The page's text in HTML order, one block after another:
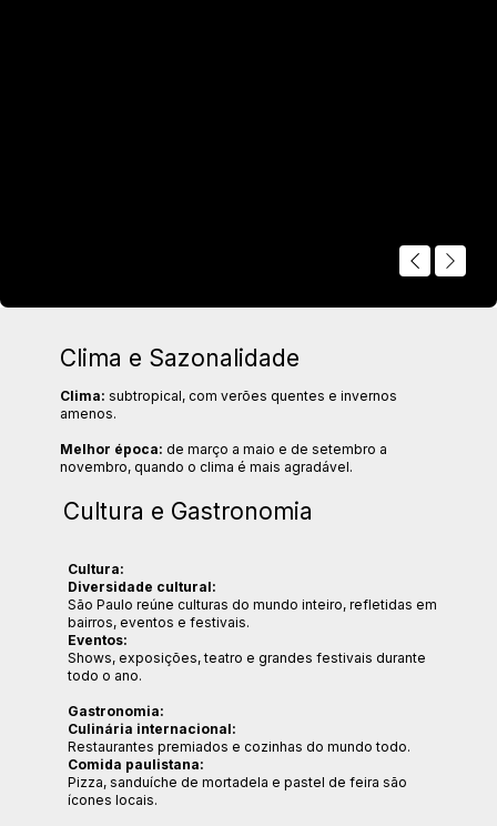
Clima e Sazonalidade
Clima: subtropical, com verões quentes e invernos
amenos.
Melhor época: de março a maio e de setembro a
novembro, quando o clima é mais agradável.
Cultura e Gastronomia
Cultura:
Diversidade cultural:
São Paulo reúne culturas do mundo inteiro, refletidas em
bairros, eventos e festivais.
Eventos:
Shows, exposições, teatro e grandes festivais durante
todo o ano.
Gastronomia:
Culinária internacional:
Restaurantes premiados e cozinhas do mundo todo.
Comida paulistana:
Pizza, sanduíche de mortadela e pastel de feira são
ícones locais.